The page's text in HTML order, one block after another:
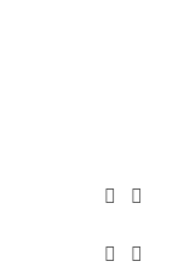



